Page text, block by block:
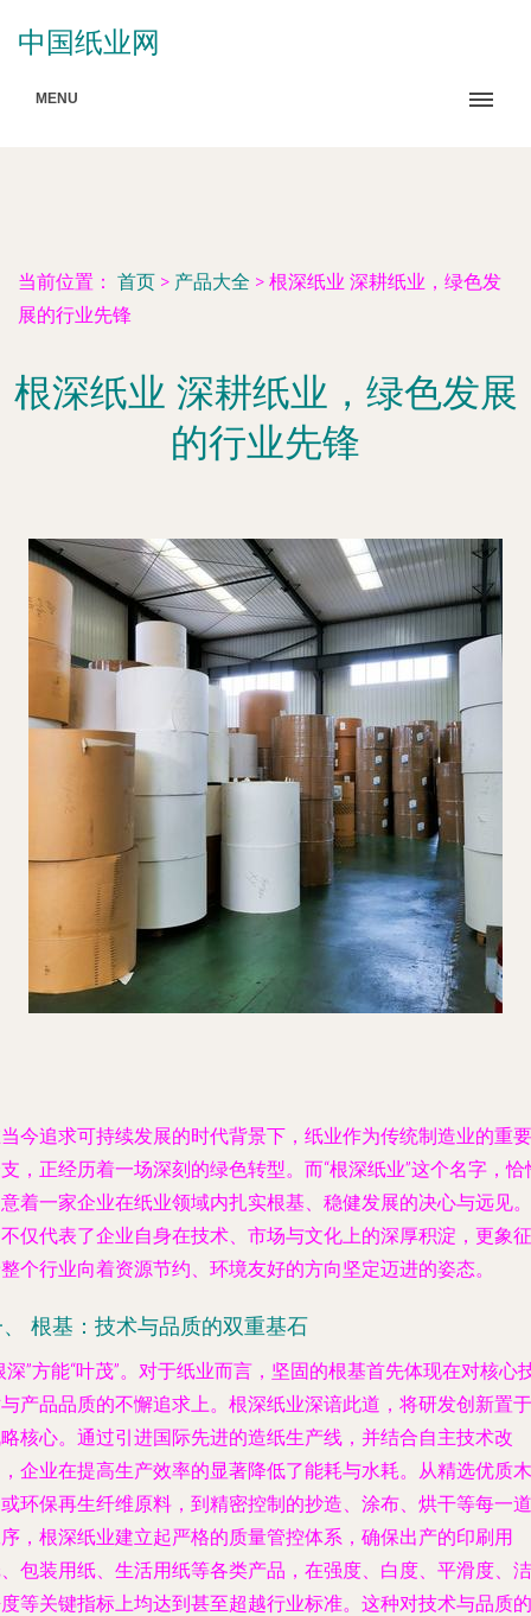
中国纸业网
MENU
当前位置： 首页 > 产品大全 > 根深纸业 深耕纸业，绿色发
展的行业先锋
根深纸业 深耕纸业，绿色发展
的行业先锋
今追求可持续发展的时代背景下，纸业作为传统制造业的重要
，正经历着一场深刻的绿色转型。而“根深纸业”这个名字，恰
着一家企业在纸业领域内扎实根基、稳健发展的决心与远见。
仅代表了企业自身在技术、市场与文化上的深厚积淀，更象征
个行业向着资源节约、环境友好的方向坚定迈进的姿态。
根基：技术与品质的双重基石
深”方能“叶茂”。对于纸业而言，坚固的根基首先体现在对核心
产品品质的不懈追求上。根深纸业深谙此道，将研发创新置于
核心。通过引进国际先进的造纸生产线，并结合自主技术改
企业在提高生产效率的显著降低了能耗与水耗。从精选优质木
环保再生纤维原料，到精密控制的抄造、涂布、烘干等每一道
，根深纸业建立起严格的质量管控体系，确保出产的印刷用
包装用纸、生活用纸等各类产品，在强度、白度、平滑度、洁
等关键指标上均达到甚至超越行业标准。这种对技术与品质的